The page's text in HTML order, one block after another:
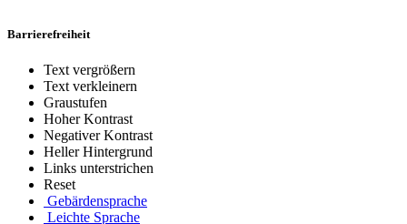
Barrierefreiheit
Text vergrößern
Text verkleinern
Graustufen
Hoher Kontrast
Negativer Kontrast
Heller Hintergrund
Links unterstrichen
Reset
Gebärdensprache
Leichte Sprache